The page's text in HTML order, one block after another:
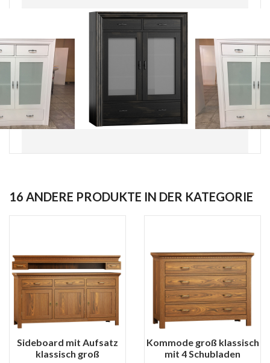
16 ANDERE PRODUKTE IN DER KATEGORIE
Sideboard mit Aufsatz
klassisch groß
Kommode groß klassisch
mit 4 Schubladen